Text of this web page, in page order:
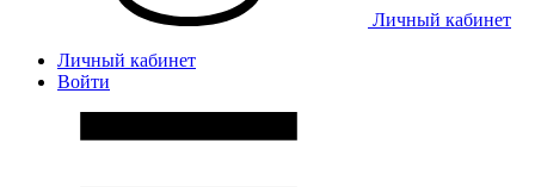
Личный кабинет
Личный кабинет
Войти